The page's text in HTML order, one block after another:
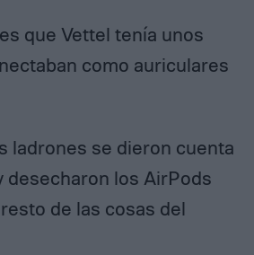
que Vettel tenía unos
como auriculares
ladrones se dieron cuenta
desecharon los AirPods
de las cosas del